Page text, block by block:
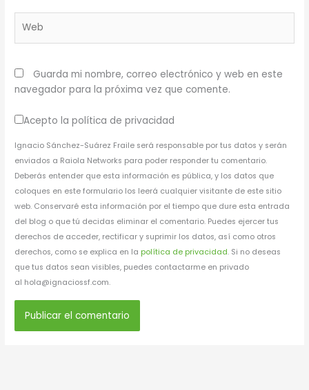
Guarda mi nombre, correo electrónico y web en este
navegador para la próxima vez que comente.
Acepto la política de privacidad
Ignacio Sánchez-Suárez Fraile será responsable por tus datos y serán
enviados a Raiola Networks para poder responder tu comentario.
Deberás entender que esta información es pública, y los datos que
coloques en este formulario los leerá cualquier visitante de este sitio
web. Conservaré esta información por el tiempo que dure esta entrada
del blog o que tú decidas eliminar el comentario. Puedes ejercer tus
derechos de acceder, rectificar y suprimir los datos, así como otros
derechos, como se explica en la política de privacidad. Si no deseas
que tus datos sean visibles, puedes contactarme en privado
al hola@ignaciossf.com.